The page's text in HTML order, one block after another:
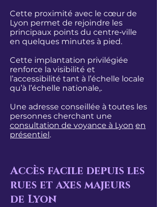
Cette proximité avec le cœur de
Lyon permet de rejoindre les
principaux points du centre‑ville
en quelques minutes à pied.
Cette implantation privilégiée
renforce la visibilité et
l’accessibilité tant à l’échelle locale
qu’à l’échelle nationale,.
Une adresse conseillée à toutes les
personnes cherchant une
consultation de voyance à Lyon en
présentiel.
Accès facile depuis les
rues et axes majeurs
de Lyon